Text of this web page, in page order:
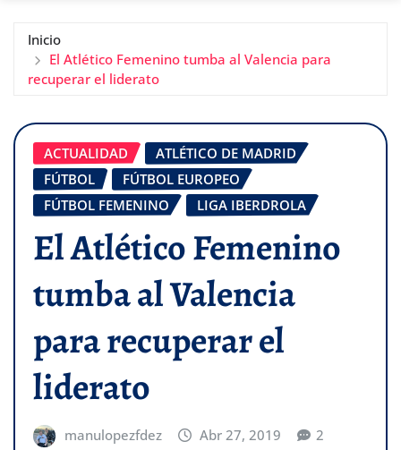
Inicio
El Atlético Femenino tumba al Valencia para
recuperar el liderato
ACTUALIDAD
ATLÉTICO DE MADRID
FÚTBOL
FÚTBOL EUROPEO
FÚTBOL FEMENINO
LIGA IBERDROLA
El Atlético Femenino
tumba al Valencia
para recuperar el
liderato
manulopezfdez Abr 27, 2019 2